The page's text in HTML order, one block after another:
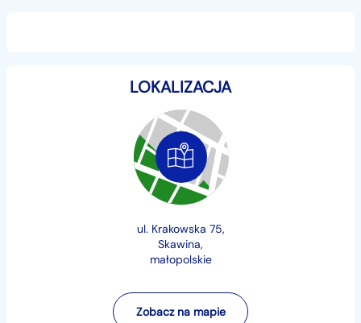
LOKALIZACJA
ul. Krakowska 75,
Skawina,
małopolskie
Zobacz na mapie